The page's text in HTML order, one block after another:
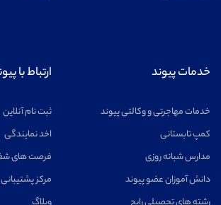
خدمات پیوند
خدمات مهاجرتی و وکالتی پیوند
کمپ تابستانی
مدارس شبانه روزی
دانش آموزان عضو پیوند
ارتباط با
ثبت نام آنلاین
اخد نمایندگی
فرصت های
مرکز پشتیبانی